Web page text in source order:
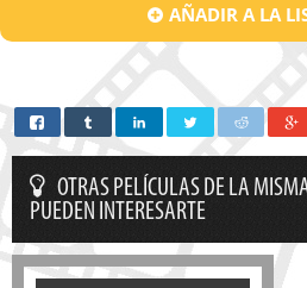
AÑADIR A LA
OTRAS PELÍCULAS DE LA
PUEDEN INTERESARTE